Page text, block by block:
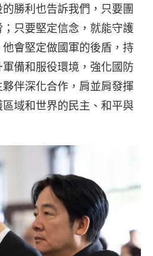
勝利也告訴我們，只要團
只要堅定信念，就能守護
會堅定做國軍的後盾，持
備和服役環境，強化國防
伴深化合作，肩並肩發揮
域和世界的民主、和平與